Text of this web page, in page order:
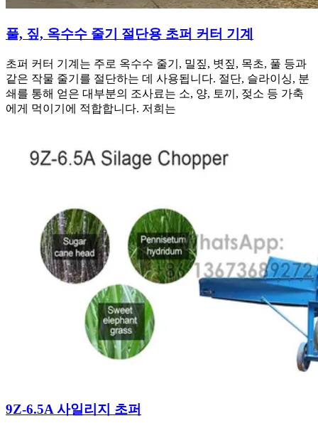
풀, 짚, 옥수수 줄기 절단용 초퍼 커터 기계
초퍼 커터 기계는 주로 옥수수 줄기, 밀짚, 볏짚, 목초, 풀 등과
같은 작물 줄기를 절단하는 데 사용됩니다. 절단, 슬라이싱, 분
쇄를 통해 얻은 대부분의 조사료는 소, 양, 토끼, 젖소 등 가축
에게 먹이기에 적합합니다. 저희는
9Z-6.5A 사일리지 초퍼